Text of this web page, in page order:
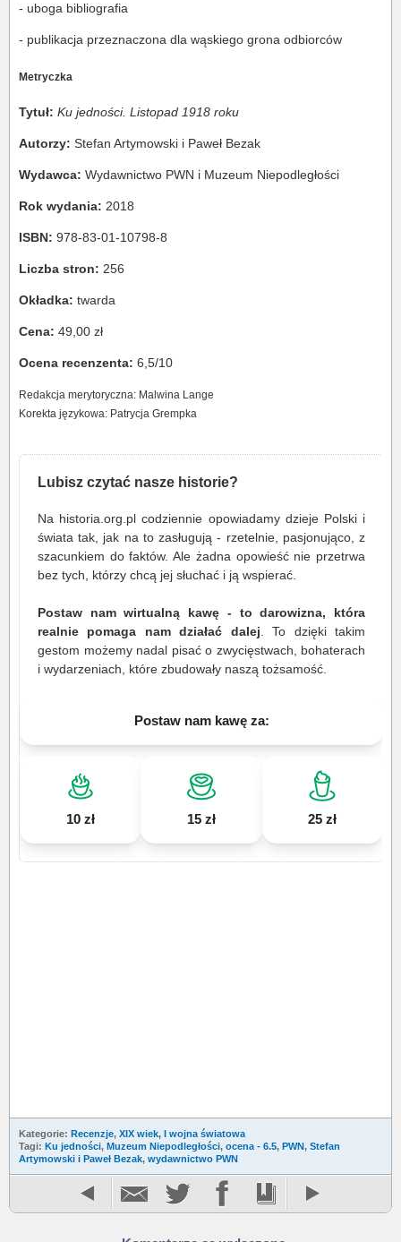
- uboga bibliografia
- publikacja przeznaczona dla wąskiego grona odbiorców
Metryczka
Tytuł: Ku jedności. Listopad 1918 roku
Autorzy: Stefan Artymowski i Paweł Bezak
Wydawca: Wydawnictwo PWN i Muzeum Niepodległości
Rok wydania: 2018
ISBN: 978-83-01-10798-8
Liczba stron: 256
Okładka: twarda
Cena: 49,00 zł
Ocena recenzenta: 6,5/10
Redakcja merytoryczna: Malwina Lange
Korekta językowa: Patrycja Grempka
Lubisz czytać nasze historie?
Na historia.org.pl codziennie opowiadamy dzieje Polski i
świata tak, jak na to zasługują - rzetelnie, pasjonująco, z
szacunkiem do faktów. Ale żadna opowieść nie przetrwa
bez tych, którzy chcą jej słuchać i ją wspierać.
Postaw nam wirtualną kawę - to darowizna, która
realnie pomaga nam działać dalej. To dzięki takim
gestom możemy nadal pisać o zwycięstwach, bohaterach
i wydarzeniach, które zbudowały naszą tożsamość.
Postaw nam kawę za:
10 zł 15 zł 25 zł
Kategorie: Recenzje, XIX wiek, I wojna światowa
Tagi: Ku jedności, Muzeum Niepodległości, ocena - 6.5, PWN, Stefan
Artymowski i Paweł Bezak, wydawnictwo PWN